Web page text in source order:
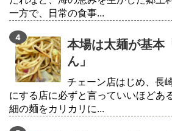
一方で、日常の食事...
本場は太麺が基本
ん」
チェーン店はじめ、長
にする店に必ずと言っていいほどあ
細の麺をカリカリに...